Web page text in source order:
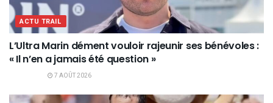
ACTU TRAIL
L’Ultra Marin dément vouloir rajeunir ses bénévoles :
« Il n’en a jamais été question »
7 AOÛT 2026